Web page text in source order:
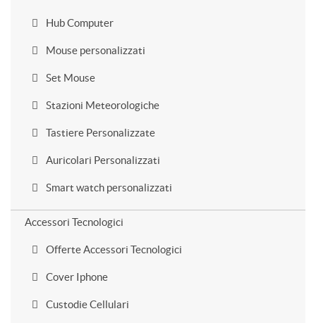
Hub Computer
Mouse personalizzati
Set Mouse
Stazioni Meteorologiche
Tastiere Personalizzate
Auricolari Personalizzati
Smart watch personalizzati
Accessori Tecnologici
Offerte Accessori Tecnologici
Cover Iphone
Custodie Cellulari